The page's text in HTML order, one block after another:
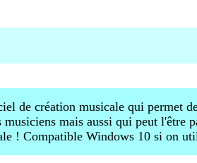
de création musicale qui permet
mais aussi qui peut l'être
! Compatible Windows 10 si on